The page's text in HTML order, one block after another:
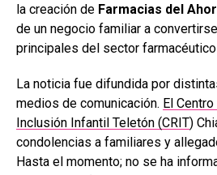
la creación de Farmacias del
de un negocio familiar a
principales del sector
La noticia fue difundida por
medios de comunicación. El
Inclusión Infantil Teletón (CRIT)
condolencias a familiares y
Hasta el momento; no se ha